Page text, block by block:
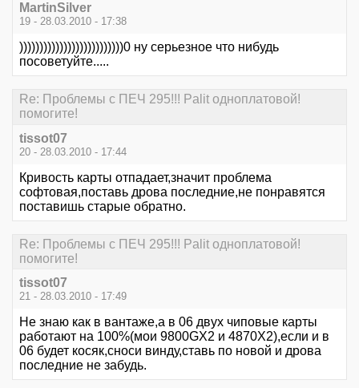
MartinSilver
19 - 28.03.2010 - 17:38
))))))))))))))))))))))))))0 ну серьезное что нибудь
посоветуйте.....
Re: Проблемы с ПЕЧ 295!!! Palit одноплатовой!
помогите!
tissot07
20 - 28.03.2010 - 17:44
Кривость карты отпадает,значит проблема
софтовая,поставь дрова последние,не понравятся
поставишь старые обратно.
Re: Проблемы с ПЕЧ 295!!! Palit одноплатовой!
помогите!
tissot07
21 - 28.03.2010 - 17:49
Не знаю как в вантаже,а в 06 двух чиповые карты
работают на 100%(мои 9800GX2 и 4870Х2),если и в
06 будет косяк,сноси винду,ставь по новой и дрова
последние не забудь.